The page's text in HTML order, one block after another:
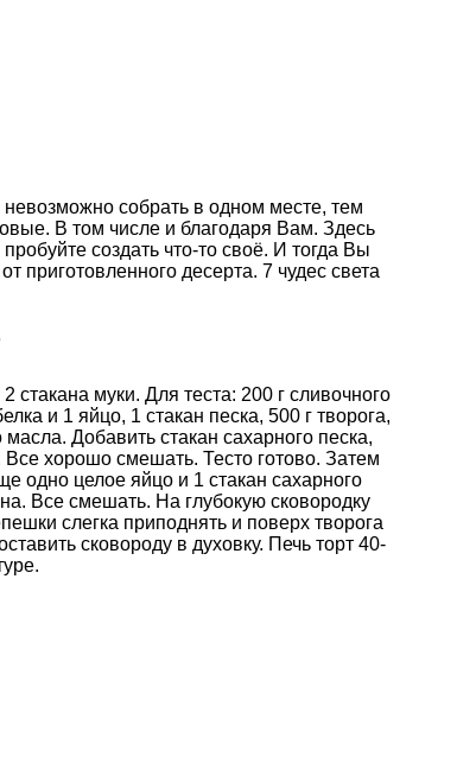
собрать в одном месте, тем
В том числе и благодаря Вам. Здесь
создать что-то своё. И тогда Вы
приготовленного десерта. 7 чудес света
стакана муки. Для теста: 200 г сливочного
и 1 яйцо, 1 стакан песка, 500 г творога,
Добавить стакан сахарного песка,
хорошо смешать. Тесто готово. Затем
одно целое яйцо и 1 стакан сахарного
Все смешать. На глубокую сковородку
слегка приподнять и поверх творога
сковороду в духовку. Печь торт 40-